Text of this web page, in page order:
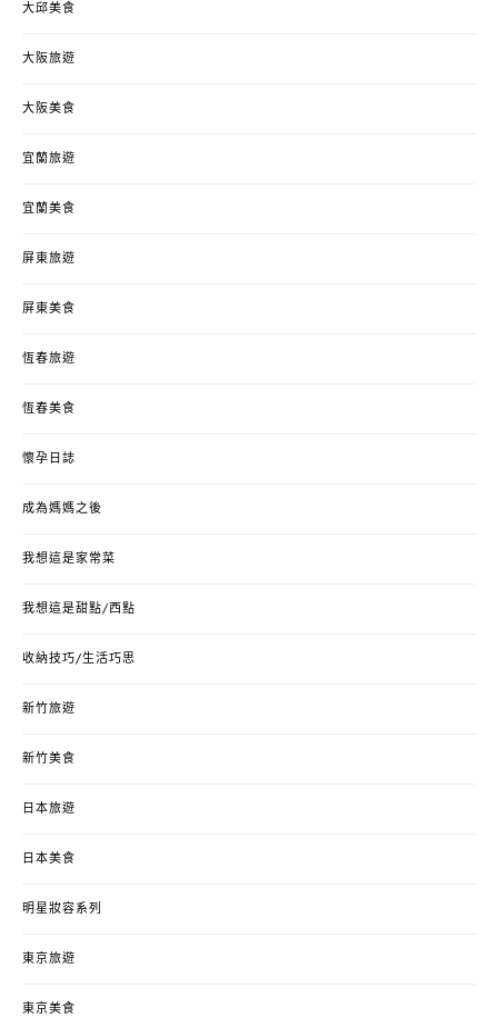
大邱美食
大阪旅遊
大阪美食
宜蘭旅遊
宜蘭美食
屏東旅遊
屏東美食
恆春旅遊
恆春美食
懷孕日誌
成為媽媽之後
我想這是家常菜
我想這是甜點/西點
收納技巧/生活巧思
新竹旅遊
新竹美食
日本旅遊
日本美食
明星妝容系列
東京旅遊
東京美食